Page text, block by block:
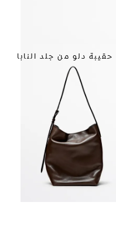
حقيبة دلو من جلد النابا